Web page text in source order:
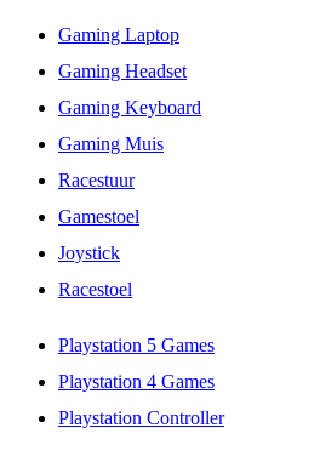
Gaming Laptop
Gaming Headset
Gaming Keyboard
Gaming Muis
Racestuur
Gamestoel
Joystick
Racestoel
Playstation 5 Games
Playstation 4 Games
Playstation Controller